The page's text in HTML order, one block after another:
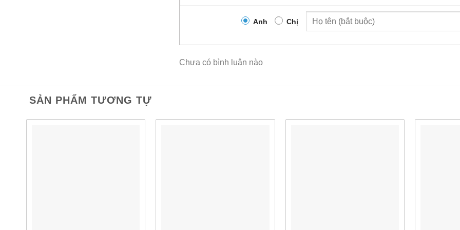
RADIUS, cổng VPN và kiểm soát truy cập dựa trên vị trí.
tia. Beamforming tạo đường dẫn hiệu quả nhất để truyền dữ liệu giữa
Anh Chị
Chưa có bình luận nào
SẢN PHẨM TƯƠNG TỰ